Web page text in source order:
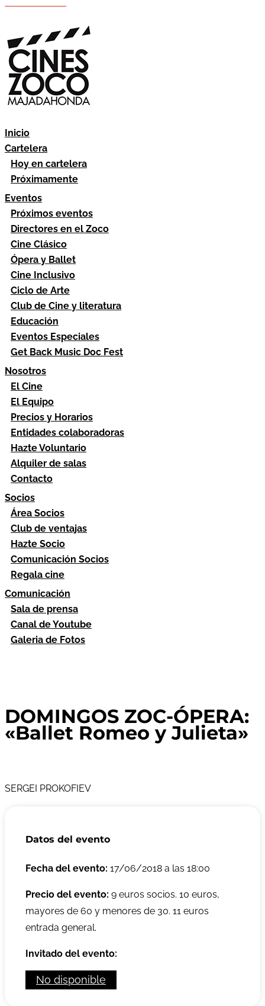
Inicio
Cartelera
Hoy en cartelera
Próximamente
Eventos
Próximos eventos
Directores en el Zoco
Cine Clásico
Ópera y Ballet
Cine Inclusivo
Ciclo de Arte
Club de Cine y literatura
Educación
Eventos Especiales
Get Back Music Doc Fest
Nosotros
El Cine
El Equipo
Precios y Horarios
Entidades colaboradoras
Hazte Voluntario
Alquiler de salas
Contacto
Socios
Área Socios
Club de ventajas
Hazte Socio
Comunicación Socios
Regala cine
Comunicación
Sala de prensa
Canal de Youtube
Galeria de Fotos
DOMINGOS ZOC-ÓPERA:
«Ballet Romeo y Julieta»
SERGEI PROKOFIEV
Datos del evento
Fecha del evento: 17/06/2018 a las 18:00
Precio del evento: 9 euros socios. 10 euros,
mayores de 60 y menores de 30. 11 euros
entrada general.
Invitado del evento:
No disponible